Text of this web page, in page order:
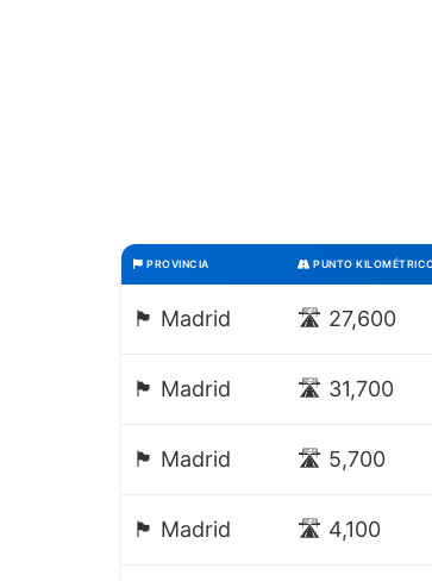
PROVINCIA PUNTO
🏴 Madrid 🛣️ 27,600
🏴 Madrid 🛣️ 31,700
🏴 Madrid 🛣️ 5,700
🏴 Madrid 🛣️ 4,100